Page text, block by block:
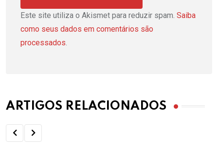
Este site utiliza o Akismet para reduzir spam. Saiba
como seus dados em comentários são
processados
ARTIGOS RELACIONADOS